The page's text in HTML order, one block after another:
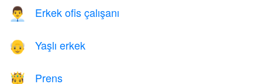
👨‍💼 Erkek ofis çalışanı
👴 Yaşlı erkek
🤴 Prens